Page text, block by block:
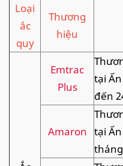
Loại
ắc
quy
Thương
hiệu
Emtrac
Plus
tại
đến
Amaron tại
tháng